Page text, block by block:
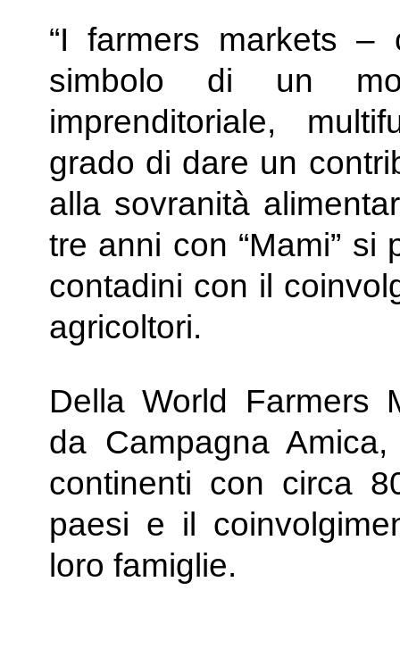
“I farmers markets –
simbolo di un
imprenditoriale,
grado di dare un
alla sovranità
tre anni con “Mami”
contadini con il
agricoltori.
Della World Farmers
da Campagna
continenti con circa
paesi e il
loro famiglie.